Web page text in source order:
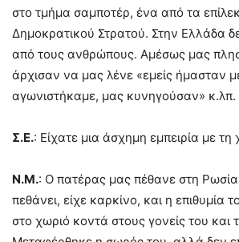
στο τμήμα σαμποτέρ, ένα από τα
Δημοκρατικού Στρατού. Στην Ελλάδα
από τους ανθρώπους. Αμέσως μας
άρχισαν να μας λένε «εμείς ήμασταν
αγωνιστήκαμε, μας κυνηγούσαν» κ.λπ.
Σ.Ε.: Είχατε μια άσχημη εμπειρία με τη
Ν.Μ.: Ο πατέρας μας πέθανε στη
πεθάνει, είχε καρκίνο, και η επιθυμία
στο χωριό κοντά στους γονείς του και